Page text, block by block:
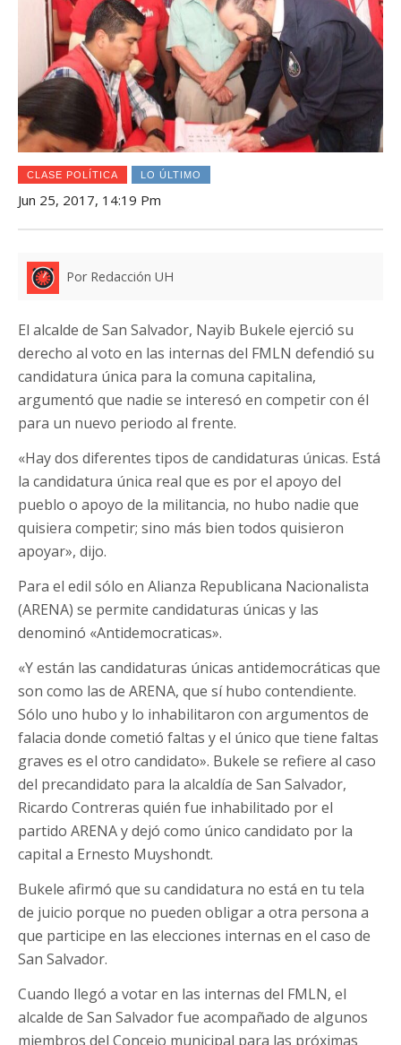
CLASE POLÍTICA LO ÚLTIMO
Jun 25, 2017, 14:19 Pm
Por Redacción UH
El alcalde de San Salvador, Nayib Bukele ejerció su
derecho al voto en las internas del FMLN defendió su
candidatura única para la comuna capitalina,
argumentó que nadie se interesó en competir con él
para un nuevo periodo al frente.
«Hay dos diferentes tipos de candidaturas únicas. Está
la candidatura única real que es por el apoyo del
pueblo o apoyo de la militancia, no hubo nadie que
quisiera competir; sino más bien todos quisieron
apoyar», dijo.
Para el edil sólo en Alianza Republicana Nacionalista
(ARENA) se permite candidaturas únicas y las
denominó «Antidemocraticas».
«Y están las candidaturas únicas antidemocráticas que
son como las de ARENA, que sí hubo contendiente.
Sólo uno hubo y lo inhabilitaron con argumentos de
falacia donde cometió faltas y el único que tiene faltas
graves es el otro candidato». Bukele se refiere al caso
del precandidato para la alcaldía de San Salvador,
Ricardo Contreras quién fue inhabilitado por el
partido ARENA y dejó como único candidato por la
capital a Ernesto Muyshondt.
Bukele afirmó que su candidatura no está en tu tela
de juicio porque no pueden obligar a otra persona a
que participe en las elecciones internas en el caso de
San Salvador.
Cuando llegó a votar en las internas del FMLN, el
alcalde de San Salvador fue acompañado de algunos
miembros del Concejo municipal para las próximas